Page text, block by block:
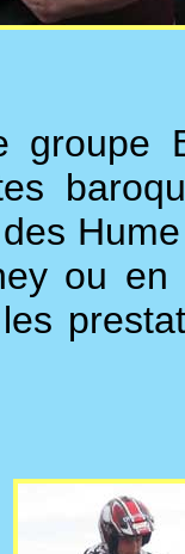
groupe
ou